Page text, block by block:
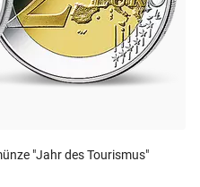
"Jahr des Tourismus"